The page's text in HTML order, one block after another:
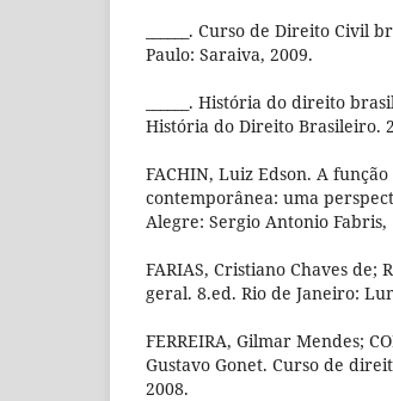
______. Curso de Direito Civil
Paulo: Saraiva, 2009.
______. História do direito
História do Direito Brasileiro.
FACHIN, Luiz Edson. A
contemporânea: uma
Alegre: Sergio Antonio Fabris,
FARIAS, Cristiano Chaves de;
geral. 8.ed. Rio de Janeiro:
FERREIRA, Gilmar Mendes;
Gustavo Gonet. Curso de
2008.